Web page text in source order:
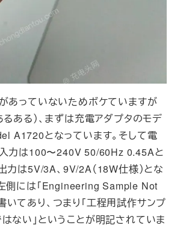
あっていないためボケていますが
るある）、まずは充電アダプタのモデ
A1720となっています。そして電
力は100〜240V 50/60Hz 0.45Aと
力は5V/3A、9V/2A（18W仕様）とな
側には「Engineering Sample Not
いてあり、つまり「工程用試作サンプ
ない」ということが明記されていま